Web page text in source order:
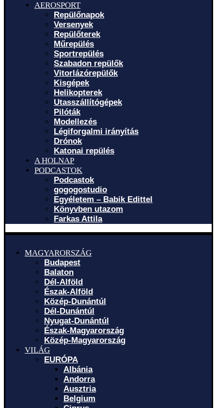
AEROSPORT
Repülőnapok
Versenyek
Repülőterek
Műrepülés
Sportrepülés
Szabadon repülők
Vitorlázórepülők
Kisgépek
Helikopterek
Utasszállítógépek
Pilóták
Modellezés
Légiforgalmi irányítás
Drónok
Katonai repülés
A HOLNAP
PODCASTOK
Podcastok
gogogostudio
Egyéletem – Babik Edittel
Könyvben utazom
Farkas Attila
MAGYARORSZÁG
Budapest
Balaton
Dél-Alföld
Észak-Alföld
Közép-Dunántúl
Dél-Dunántúl
Nyugat-Dunántúl
Észak-Magyarország
Közép-Magyarország
VILÁG
EURÓPA
Albánia
Andorra
Ausztria
Belgium